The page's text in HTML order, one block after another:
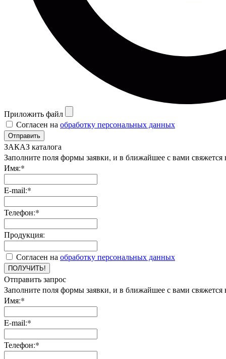
Приложить файл
Согласен на обработку персональных данных
Отправить
ЗАКАЗ каталога
Заполните поля формы заявки, и в ближайшее с вами свяжется
Имя:*
E-mail:*
Телефон:*
Продукция:
Согласен на обработку персональных данных
ПОЛУЧИТЬ!
Отправить запрос
Заполните поля формы заявки, и в ближайшее с вами свяжется
Имя:*
E-mail:*
Телефон:*